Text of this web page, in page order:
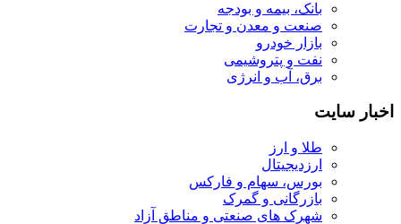
بانک، بیمه و بودجه
صنعت و معدن و تجارت
بازار خودرو
نفت و پتروشیمی
برق، آب و انرژی
اخبار سایت
طلا و ارز
ارزدیجیتال
بورس، سهام و فارکس
بازرگانی و گمرک
شهرک های صنعتی و مناطق آزاد